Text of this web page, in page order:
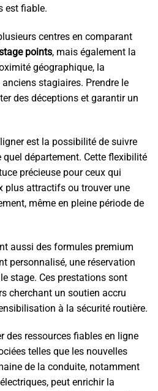
est fiable.
centres en comparant
points, mais également la
géographique, la
stagiaires. Prendre le
des déceptions et garantir un
est la possibilité de suivre
quel département. Cette flexibilité
précieuse pour ceux qui
plus attractifs ou trouver une
même en pleine période de
aussi des formules premium
personnalisé, une réservation
stage. Ces prestations sont
cherchant un soutien accru
à la sécurité routière.
des ressources fiables en ligne
telles que les nouvelles
de la conduite, notamment
peut enrichir la